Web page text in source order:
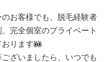
お客様でも、脱毛経験者
完全個室のプライベート
ります
ざいましたら、いつでも